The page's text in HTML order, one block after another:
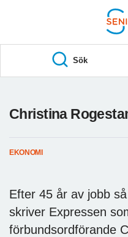
S
A
Sök
Christina
EKONOMI
Efter 45 år av jobb
skriver Expressen
förbundsordförande